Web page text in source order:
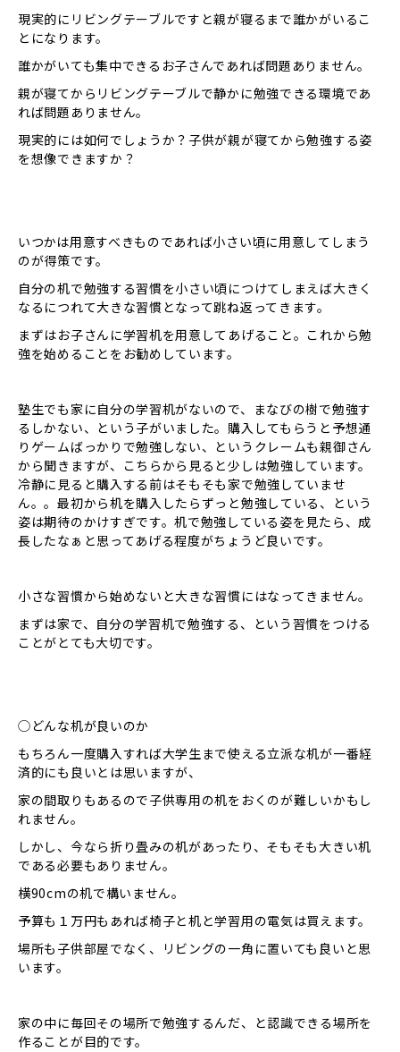
現実的にリビングテーブルですと親が寝るまで誰かがいるこ
とになります。
誰かがいても集中できるお子さんであれば問題ありません。
親が寝てからリビングテーブルで静かに勉強できる環境であ
れば問題ありません。
現実的には如何でしょうか？子供が親が寝てから勉強する姿
を想像できますか？
いつかは用意すべきものであれば小さい頃に用意してしまう
のが得策です。
自分の机で勉強する習慣を小さい頃につけてしまえば大きく
なるにつれて大きな習慣となって跳ね返ってきます。
まずはお子さんに学習机を用意してあげること。これから勉
強を始めることをお勧めしています。
塾生でも家に自分の学習机がないので、まなびの樹で勉強す
るしかない、という子がいました。購入してもらうと予想通
りゲームばっかりで勉強しない、というクレームも親御さん
から聞きますが、こちらから見ると少しは勉強しています。
冷静に見ると購入する前はそもそも家で勉強していませ
ん。。最初から机を購入したらずっと勉強している、という
姿は期待のかけすぎです。机で勉強している姿を見たら、成
長したなぁと思ってあげる程度がちょうど良いです。
小さな習慣から始めないと大きな習慣にはなってきません。
まずは家で、自分の学習机で勉強する、という習慣をつける
ことがとても大切です。
◯どんな机が良いのか
もちろん一度購入すれば大学生まで使える立派な机が一番経
済的にも良いとは思いますが、
家の間取りもあるので子供専用の机をおくのが難しいかもし
れません。
しかし、今なら折り畳みの机があったり、そもそも大きい机
である必要もありません。
横90cmの机で構いません。
予算も１万円もあれば椅子と机と学習用の電気は買えます。
場所も子供部屋でなく、リビングの一角に置いても良いと思
います。
家の中に毎回その場所で勉強するんだ、と認識できる場所を
作ることが目的です。